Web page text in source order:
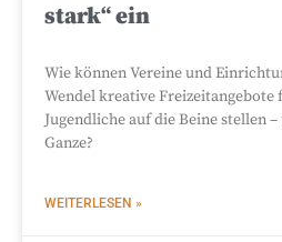
stark“ ein
Wie können Vereine und
Wendel kreative Freizeitangebote
Jugendliche auf die Beine stellen
Ganze?
WEITERLESEN »